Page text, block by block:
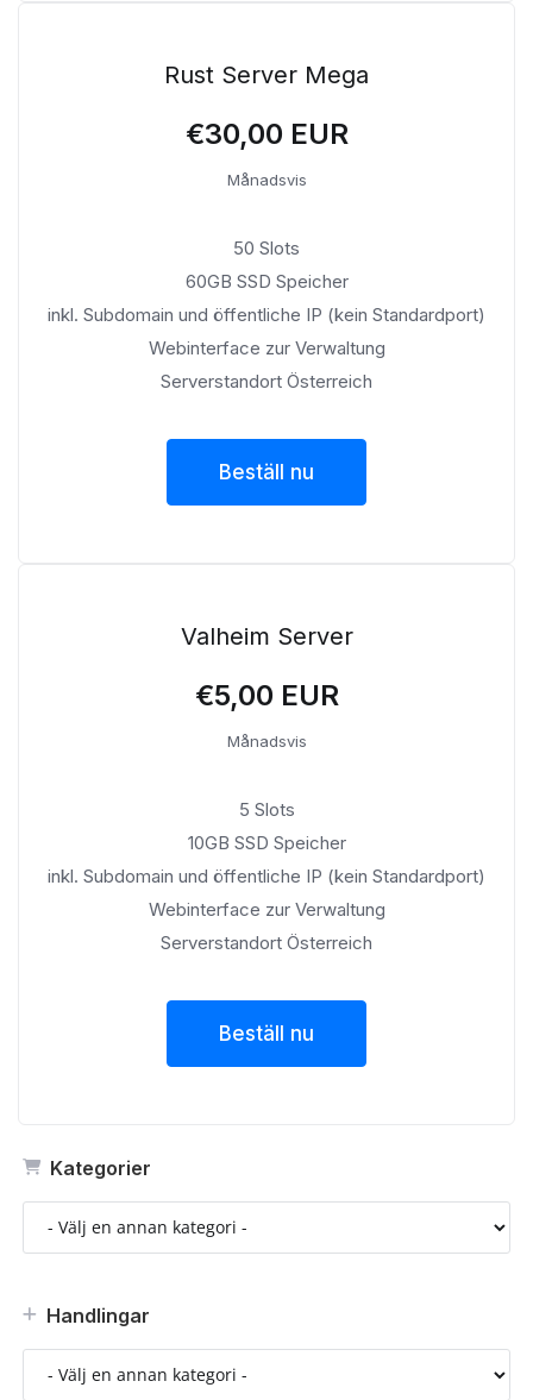
Kategorier
Handlingar
Rust Server Mega
€30,00 EUR
Månadsvis
50 Slots
60GB SSD Speicher
inkl. Subdomain und öffentliche IP (kein Standardport)
Webinterface zur Verwaltung
Serverstandort Österreich
Beställ nu
Valheim Server
€5,00 EUR
Månadsvis
5 Slots
10GB SSD Speicher
inkl. Subdomain und öffentliche IP (kein Standardport)
Webinterface zur Verwaltung
Serverstandort Österreich
Beställ nu